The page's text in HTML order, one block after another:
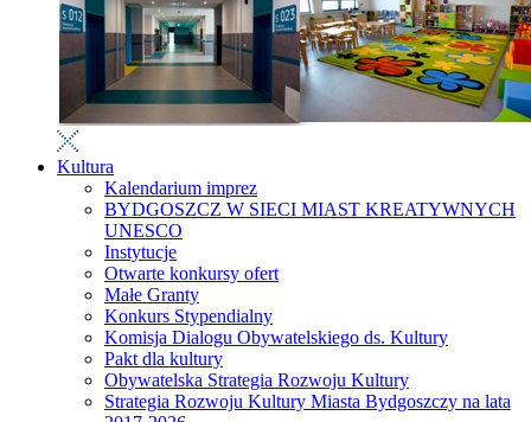
Kultura
Kalendarium imprez
BYDGOSZCZ W SIECI MIAST KREATYWNYCH
UNESCO
Instytucje
Otwarte konkursy ofert
Małe Granty
Konkurs Stypendialny
Komisja Dialogu Obywatelskiego ds. Kultury
Pakt dla kultury
Obywatelska Strategia Rozwoju Kultury
Strategia Rozwoju Kultury Miasta Bydgoszczy na lata